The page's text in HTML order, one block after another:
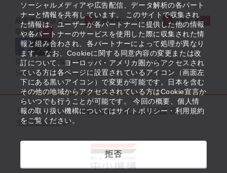
ソーシャルメディアや広告配信、データ解析の各パート
ナーと情報を共有しています。 このサイトで収集され
た情報は、ユーザーが各パートナーに提供した他の情報
や各パートナーのサービスを使用した際に収集された情
報と組み合わされ、各パートナーによって処理が異なり
ます。 なお、Cookieに関する同意内容の変更または改
訂について、ヨーロッパ・アメリカ圏からアクセスされ
ている方は各ページに設置されているアイコン（画面左
下にある黒いアイコン）で変更が可能です。日本を含む
その他の地域からアクセスされている方はCookie宣言か
らいつでも行うことが可能です。 今回の概要、個人情
報の取り扱い機構についてはサイトポリシー・利用規約
をご覧ください。
拒否
経営課題解決メニュー 支援情報ヘッドライン
起業支援
取組事例
役立つリンク集 サイトマップ
サイト利用条件
SNS公式アカウント一覧
ウェブアクセシビリティ
サイトポリシー・利用規約
個人情報保護
中小機構とは